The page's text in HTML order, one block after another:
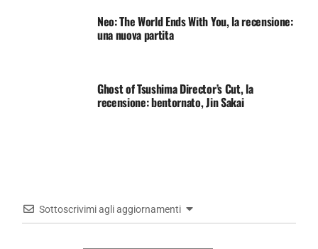
Neo: The World Ends With You, la recensione:
una nuova partita
Ghost of Tsushima Director’s Cut, la
recensione: bentornato, Jin Sakai
Sottoscrivimi agli aggiornamenti